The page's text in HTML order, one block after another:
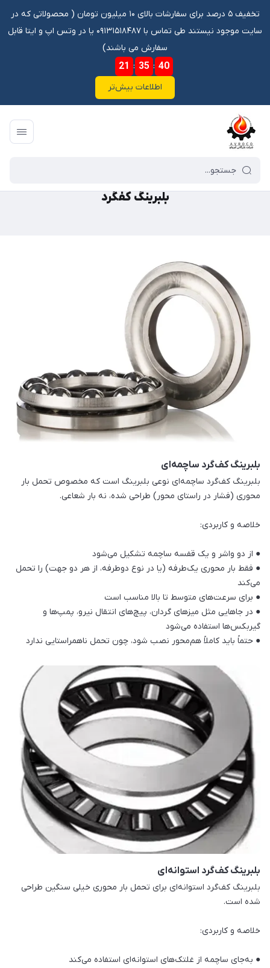
تخفیف ۵ درصد برای سفارشات بالای ۱۰ میلیون تومان ‌‌(‌‌ محصولاتی که در
سایت موجود نیستند طی تماس با ۰۹۱۳۱۵۱۸۴۸۷ یا در وتس اپ و ایتا قابل
سفارش می باشند)
21 : 35 : 40
اطلاعات بیش‌تر
فروشگاه آنلاین آوروکو
بلبرینگ کفگرد
بلبرینگ کف‌گرد ساچمه‌ای
بلبرینگ کف‌گرد ساچمه‌ای نوعی بلبرینگ است که مخصوص تحمل بار
محوری (فشار در راستای محور) طراحی شده، نه بار شعاعی.
خلاصه و کاربردی:
● از دو واشر و یک قفسه ساچمه تشکیل می‌شود
● فقط بار محوری یک‌طرفه (یا در نوع دوطرفه، از هر دو جهت) را تحمل
می‌کند
● برای سرعت‌های متوسط تا بالا مناسب است
● در جاهایی مثل میزهای گردان، پیچ‌های انتقال نیرو، پمپ‌ها و
گیربکس‌ها استفاده می‌شود
● حتماً باید کاملاً هم‌محور نصب شود، چون تحمل ناهمراستایی ندارد
بلبرینگ کف‌گرد استوانه‌ای
بلبرینگ کف‌گرد استوانه‌ای برای تحمل بار محوری خیلی سنگین طراحی
شده است.
خلاصه و کاربردی:
● به‌جای ساچمه از غلتک‌های استوانه‌ای استفاده می‌کند